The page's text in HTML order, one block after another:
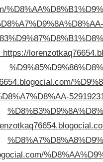
https://